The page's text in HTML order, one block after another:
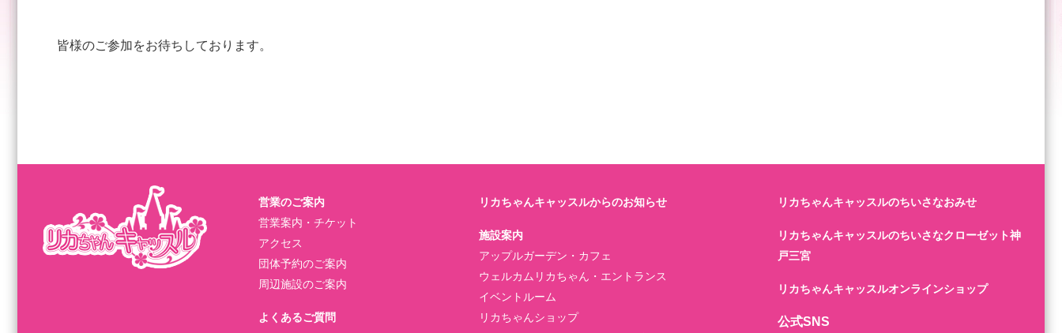
皆様のご参加をお待ちしております。
営業のご案内
営業案内・チケット
アクセス
団体予約のご案内
周辺施設のご案内
よくあるご質問
リカちゃんキャッスルからのお知らせ
施設案内
アップルガーデン・カフェ
ウェルカムリカちゃん・エントランス
イベントルーム
リカちゃんショップ
リカちゃんキャッスルのちいさなおみせ
リカちゃんキャッスルのちいさなクローゼット神
戸三宮
リカちゃんキャッスルオンラインショップ
公式SNS